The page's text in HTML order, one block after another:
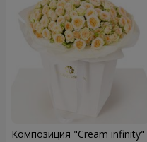
Композиция "Cream infinity"